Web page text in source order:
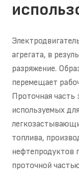
агрегата, в
разряжение.
перемещает
Проточная
используемых
топлива,
нефтепродуктов
проточной